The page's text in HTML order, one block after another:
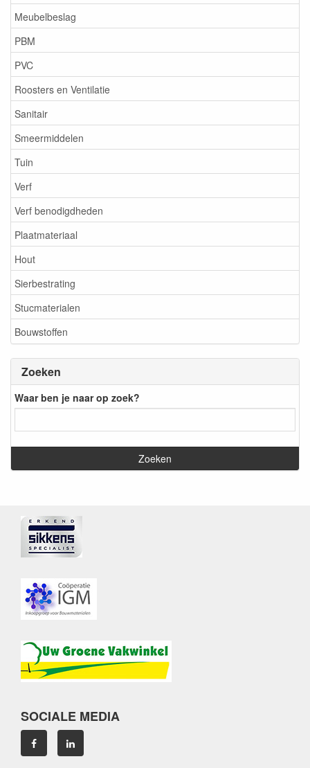
Meubelbeslag
PBM
PVC
Roosters en Ventilatie
Sanitair
Smeermiddelen
Tuin
Verf
Verf benodigdheden
Plaatmateriaal
Hout
Sierbestrating
Stucmaterialen
Bouwstoffen
Zoeken
Waar ben je naar op zoek?
SOCIALE MEDIA